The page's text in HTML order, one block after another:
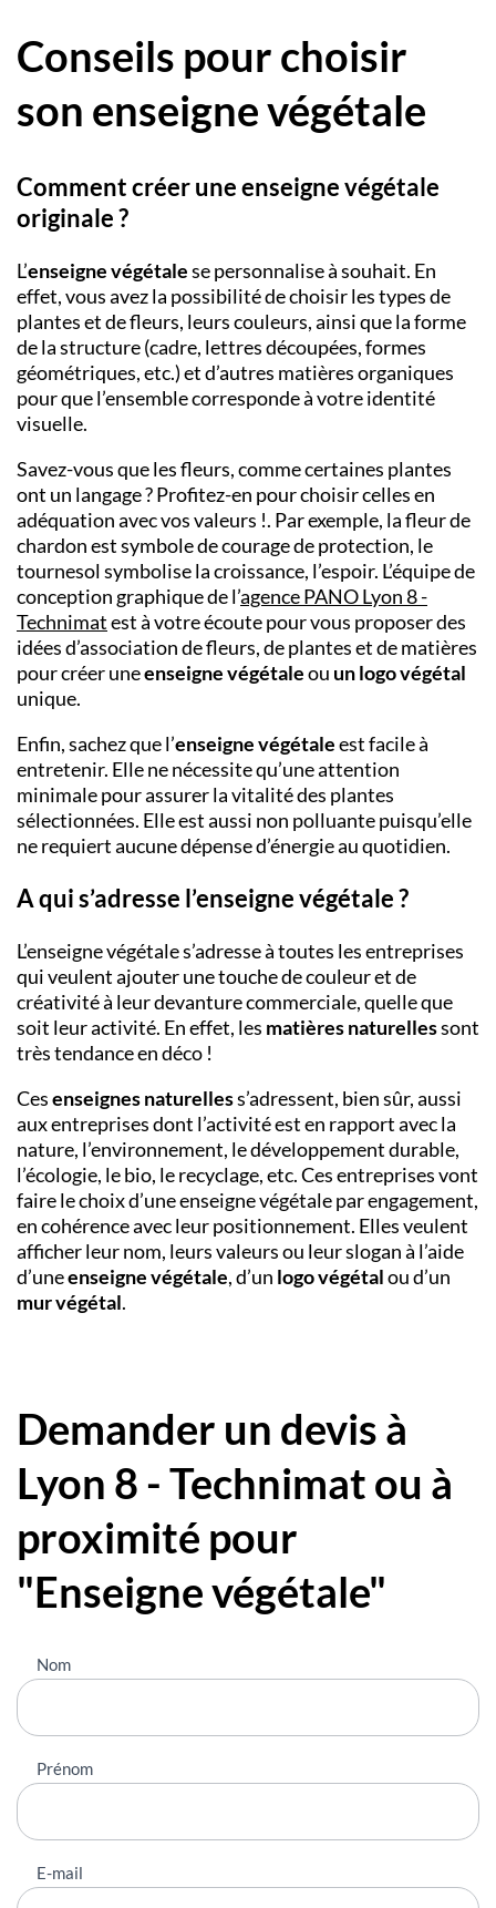
Conseils pour choisir
son enseigne végétale
Comment créer une enseigne végétale
originale ?
L’enseigne végétalese personnalise à souhait. En
effet, vous avez la possibilité de choisir les types de
plantes et de fleurs, leurs couleurs, ainsi que la forme
de la structure (cadre, lettres découpées, formes
géométriques, etc.) et d’autres matières organiques
pour que l’ensemble corresponde à votre identité
visuelle.
Savez-vous que les fleurs, comme certaines plantes
ont un langage ? Profitez-en pour choisir celles en
adéquation avec vos valeurs !. Par exemple, la fleur de
chardon est symbole de courage de protection, le
tournesol symbolise la croissance, l’espoir. L’équipe de
conception graphique del’agence PANO Lyon 8 -
Technimatest à votre écoute pour vous proposer des
idées d’association de fleurs, de plantes et de matières
pour créer uneenseigne végétaleou un logo végétal
unique.
Enfin, sachez que l’enseigne végétaleest facile à
entretenir. Elle ne nécessite qu’une attention
minimale pour assurer la vitalité des plantes
sélectionnées. Elle est aussi non polluante puisqu’elle
ne requiert aucune dépense d’énergie au quotidien.
A qui s’adresse l’enseigne végétale ?
L’enseigne végétale s’adresse à toutes les entreprises
qui veulent ajouter une touche de couleur et de
créativité à leur devanture commerciale, quelle que
soit leur activité. En effet, les matières naturellessont
très tendance en déco !
Cesenseignes naturelless’adressent, bien sûr, aussi
aux entreprises dont l’activité est en rapport avec la
nature, l’environnement, le développement durable,
l’écologie, le bio, le recyclage, etc. Ces entreprises vont
faire le choix d’une enseigne végétale par engagement,
en cohérence avec leur positionnement. Elles veulent
afficher leur nom, leurs valeurs ou leur slogan à l’aide
d’uneenseigne végétale, d’un logo végétalou d’un
mur végétal.
Demander un devis à
Lyon 8 - Technimat ou à
proximité pour
"Enseigne végétale"
Nous
contacter
Nom
Prénom
E-mail